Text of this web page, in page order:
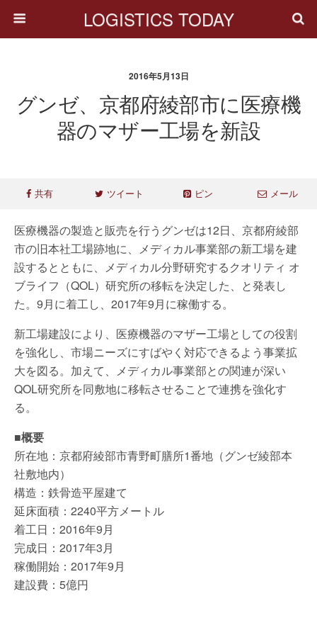
LOGISTICS TODAY
2016年5月13日
グンゼ、京都府綾部市に医療機
器のマザー工場を新設
共有 ツイート ピン メール
医療機器の製造と販売を行うグンゼは12日、京都府綾部
市の旧本社工場跡地に、メディカル事業部の新工場を建
設するとともに、メディカル分野研究するクオリティ オ
ブライフ（QOL）研究所の移転を決定した、と発表し
た。9月に着工し、2017年9月に稼働する。
新工場建設により、医療機器のマザー工場としての役割
を強化し、市場ニーズにすばやく対応できるよう事業拡
大を図る。加えて、メディカル事業部との関連が深い
QOL研究所を同敷地に移転させることで連携を強化す
る。
■概要
所在地：京都府綾部市青野町膳所1番地（グンゼ綾部本
社敷地内）
構造：鉄骨造平屋建て
延床面積：2240平方メートル
着工日：2016年9月
完成日：2017年3月
稼働開始：2017年9月
建設費：5億円